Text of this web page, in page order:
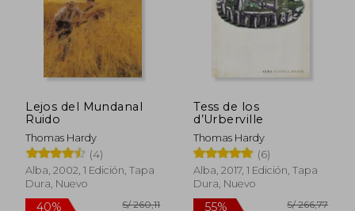
Lejos del Mundanal
Ruido
Thomas Hardy
(4)
Alba, 2002, 1 Edición, Tapa
Dura, Nuevo
Tess de los
d’Urberville
Thomas Hardy
(6)
Alba, 2017, 1 Edición, Tapa
Dura, Nuevo